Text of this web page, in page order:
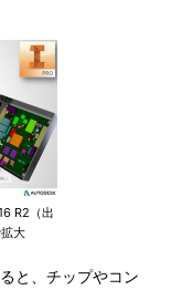
R2（出
大
と、チップやコン